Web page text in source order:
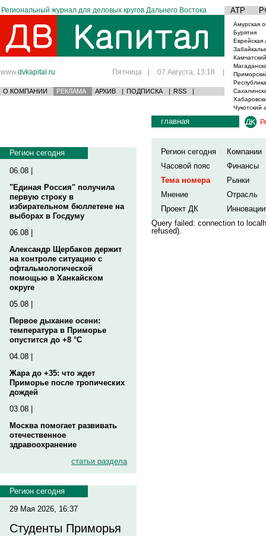
Региональный журнал для деловых кругов Дальнего Востока АТР
www.dvkapital.ru Пятница | 07 Августа, 13:18 |
О КОМПАНИИ РЕКЛАМА АРХИВ | ПОДПИСКА | RSS |
Амурская
Бурятия
Еврейская
Чукотский
Регион сегодня
06.08 |
"Единая Россия" получила
первую строку в
избирательном бюллетене на
выборах в Госдуму
06.08 |
Александр Щербаков держит
на контроле ситуацию с
офтальмологической
помощью в Ханкайском
округе
05.08 |
Первое дыхание осени:
температура в Приморье
опустится до +8 °C
04.08 |
Жара до +35: что ждет
Приморье после тропических
дождей
03.08 |
Москва помогает развивать
отечественное
здравоохранение
статьи раздела
Регион сегодня
29 Мая 2026, 16:37
Студенты Приморья
главная
Регион сегодня
Компании
Часовой пояс
Финансы
Тема номера
Рынки
Мнение
Отрасль
Проект ДК
Инновации
Query failed: connection to
refused).